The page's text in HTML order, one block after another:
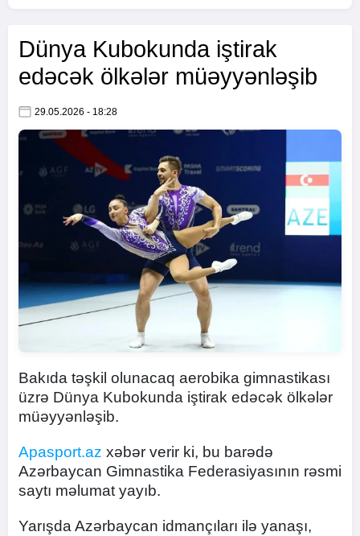
Dünya Kubokunda iştirak
edəcək ölkələr müəyyənləşib
29.05.2026 - 18:28
Bakıda təşkil olunacaq aerobika gimnastikası
üzrə Dünya Kubokunda iştirak edəcək ölkələr
müəyyənləşib.
Apasport.az xəbər verir ki, bu barədə
Azərbaycan Gimnastika Federasiyasının rəsmi
saytı məlumat yayıb.
Yarışda Azərbaycan idmançıları ilə yanaşı,